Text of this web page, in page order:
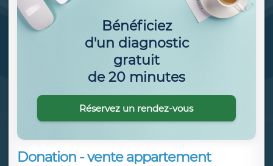
Donation - vente appartement
Bénéficiez
d'un diagnostic
gratuit
de 20 minutes
Réservez un rendez-vous